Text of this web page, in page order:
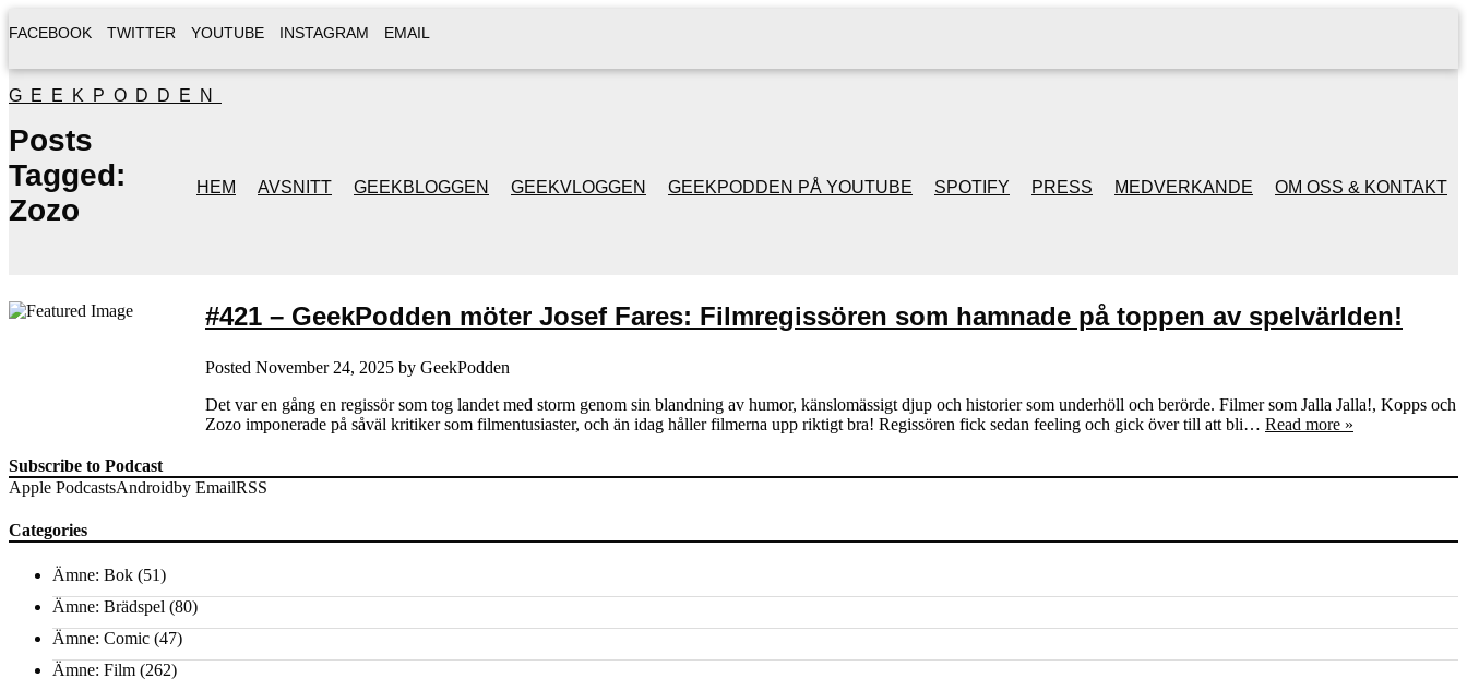
FACEBOOK TWITTER YOUTUBE INSTAGRAM EMAIL
GEEKPODDEN
HEM AVSNITT GEEKBLOGGEN GEEKVLOGGEN GEEKPODDEN PÅ YOUTUBE
GAMING MED MICKE
GEEKPODDENS
SPOTIFY PRESS MEDVERKANDE OM OSS & KONTAKT
Posts
Tagged:
Zozo
#421 – GeekPodden möter Josef Fares: Filmregissören som hamnade på toppen av spelvärlden!
Posted November 24, 2025 by GeekPodden
Det var en gång en regissör som tog landet med storm genom sin blandning av humor, känslomässigt djup och historier som underhöll och berörde. Filmer som Jalla Jalla!, Kopps och
Zozo imponerade på såväl kritiker som filmentusiaster, och än idag håller filmerna upp riktigt bra! Regissören fick sedan feeling och gick över till att bli… Read more »
Subscribe to Podcast
Apple PodcastsAndroidby EmailRSS
Categories
Ämne: Bok (51)
Ämne: Brädspel (80)
Ämne: Comic (47)
Ämne: Film (262)